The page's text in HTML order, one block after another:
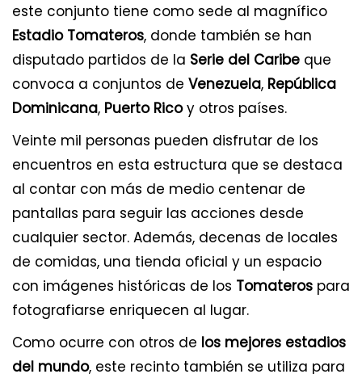
este conjunto tiene como sede al magnífico
Estadio Tomateros, donde también se han
disputado partidos de la Serie del Caribe que
convoca a conjuntos de Venezuela, República
Dominicana, Puerto Ricoy otros países.
Veinte mil personas pueden disfrutar de los
encuentros en esta estructura que se destaca
al contar con más de medio centenar de
pantallas para seguir las acciones desde
cualquier sector. Además, decenas de locales
de comidas, una tienda oficial y un espacio
con imágenes históricas de los Tomateros para
fotografiarse enriquecen al lugar.
Como ocurre con otros de los mejores estadios
del mundo, este recinto también se utiliza para